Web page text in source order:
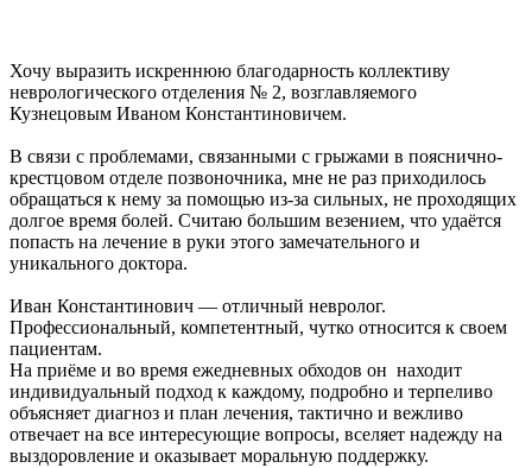
Хочу выразить искреннюю благодарность коллективу
неврологического отделения № 2, возглавляемого
Кузнецовым Иваном Константиновичем.
В связи с проблемами, связанными с грыжами в пояснично-
крестцовом отделе позвоночника, мне не раз приходилось
обращаться к нему за помощью из-за сильных, не проходящих
долгое время болей. Считаю большим везением, что удаётся
попасть на лечение в руки этого замечательного и
уникального доктора.
Иван Константинович — отличный невролог.
Профессиональный, компетентный, чутко относится к своем
пациентам.
На приёме и во время ежедневных обходов он находит
индивидуальный подход к каждому, подробно и терпеливо
объясняет диагноз и план лечения, тактично и вежливо
отвечает на все интересующие вопросы, вселяет надежду на
выздоровление и оказывает моральную поддержку.